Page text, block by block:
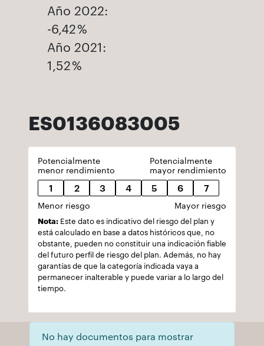
Año 2022:
-6,42 %
Año 2021:
1,52 %
ES0136083005
Potencialmente
menor rendimiento
Potencialmente
mayor rendimiento
1 2 3 4 5 6 7
Menor riesgo Mayor riesgo
Nota: Este dato es indicativo del riesgo del plan y
está calculado en base a datos históricos que, no
obstante, pueden no constituir una indicación fiable
del futuro perfil de riesgo del plan. Además, no hay
garantías de que la categoría indicada vaya a
permanecer inalterable y puede variar a lo largo del
tiempo.
No hay documentos para mostrar